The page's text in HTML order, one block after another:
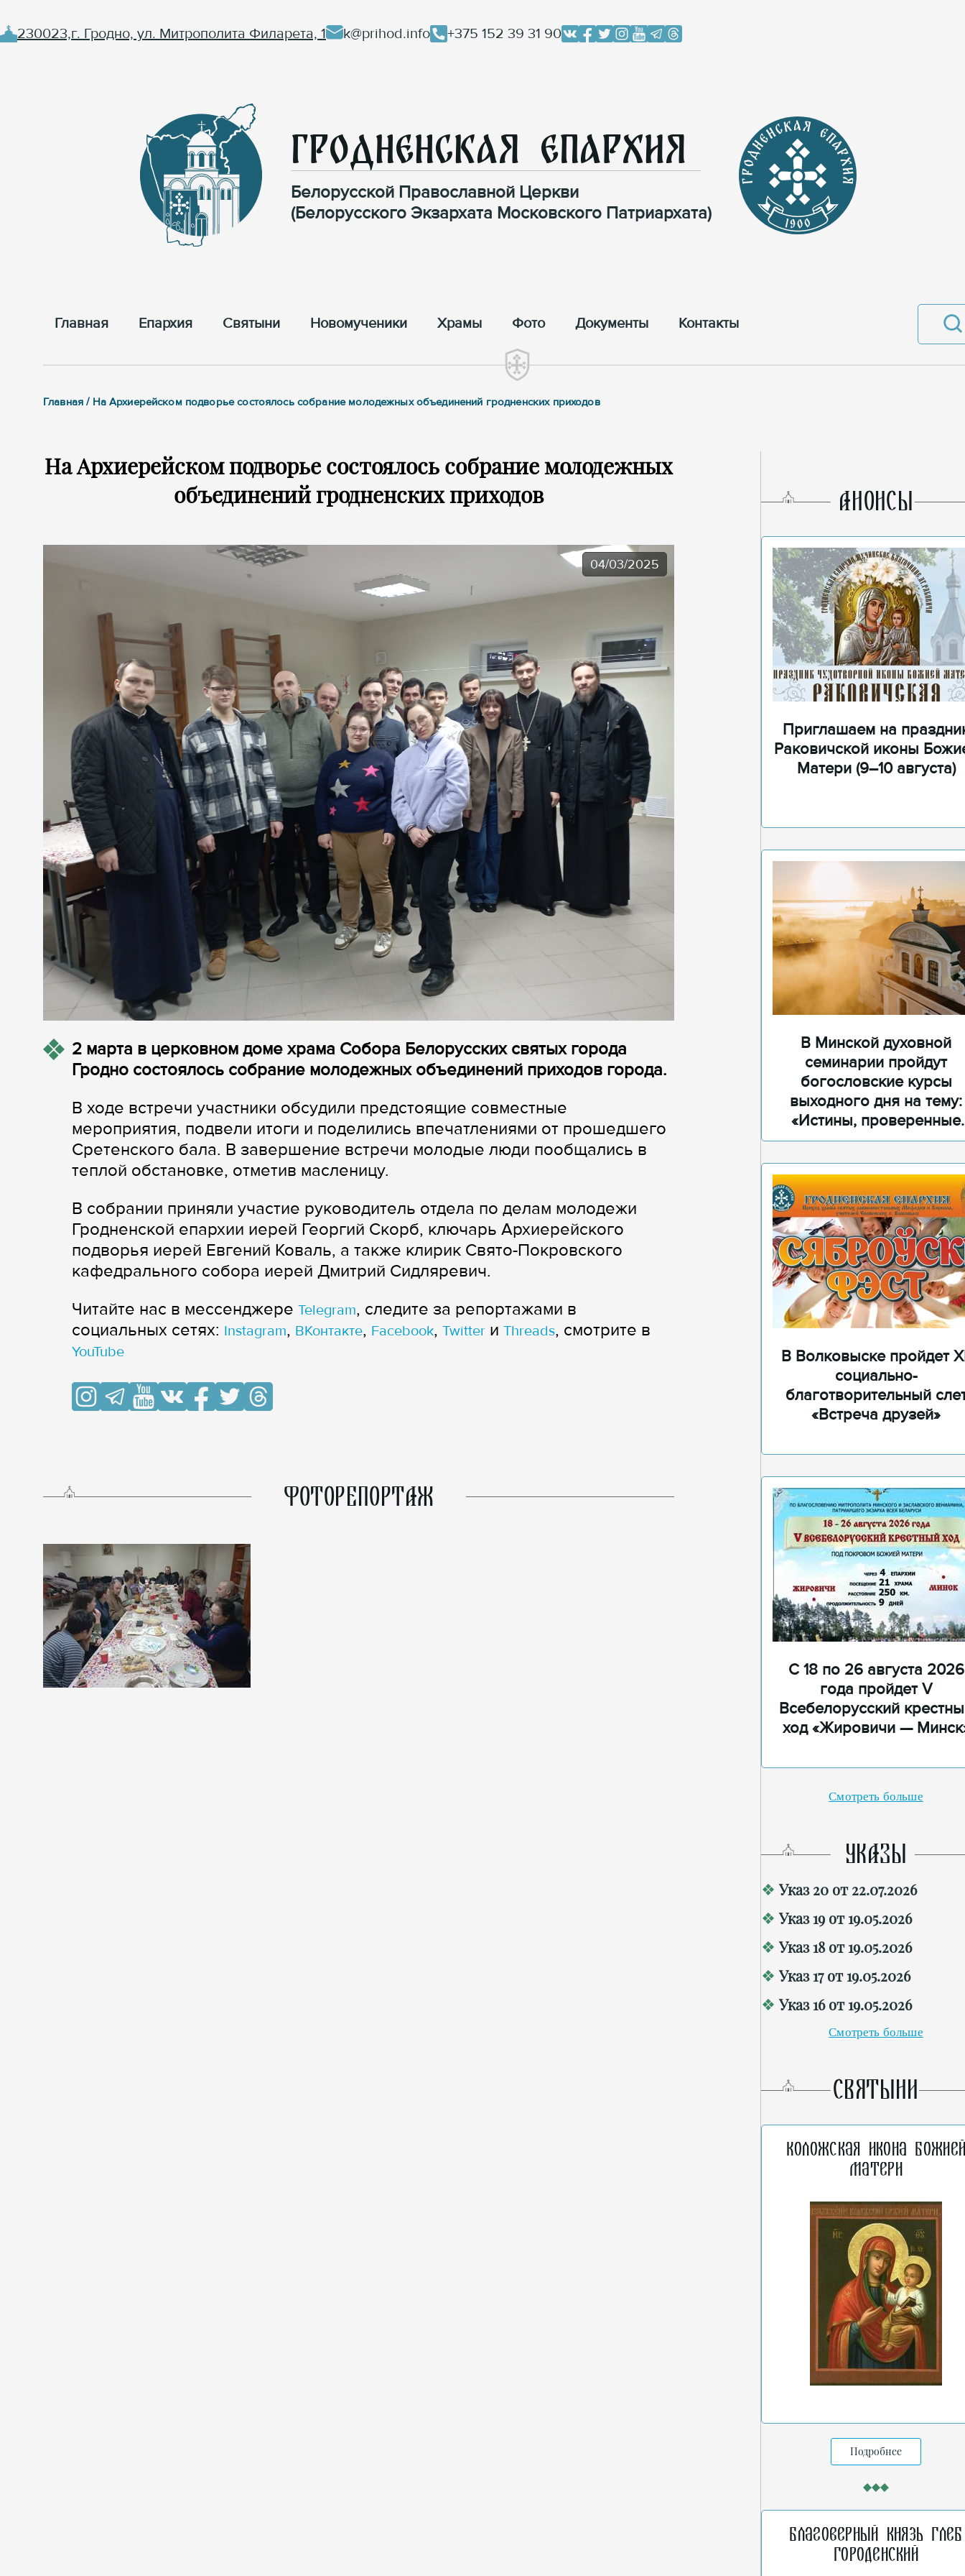
230023,г. Гродно, ул. Митрополита Филарета, 1 k@prihod.info +375 152 39 31 90
Гродненская Епархия
Белорусской Православной Церкви
(Белорусского Экзархата Московского Патриархата)
Главная Епархия Cвятыни Новомученики Храмы Фото Документы Контакты
Главная / На Архиерейском подворье состоялось собрание молодежных объединений гродненских приходов
На Архиерейском подворье состоялось собрание молодежных
объединений гродненских приходов
04/03/2025
2 марта в церковном доме храма Собора Белорусских святых города
Гродно состоялось собрание молодежных объединений приходов города.
В ходе встречи участники обсудили предстоящие совместные
мероприятия, подвели итоги и поделились впечатлениями от прошедшего
Сретенского бала. В завершение встречи молодые люди пообщались в
теплой обстановке, отметив масленицу.
В собрании приняли участие руководитель отдела по делам молодежи
Гродненской епархии иерей Георгий Скорб, ключарь Архиерейского
подворья иерей Евгений Коваль, а также клирик Свято-Покровского
кафедрального собора иерей Дмитрий Сидляревич.
Читайте нас в мессенджере Telegram, следите за репортажами в
cоциальных сетях: Instagram, ВКонтакте, Facebook, Twitter и Threads, смотрите в
YouTube
ФОТОРЕПОРТАЖ
AНОНСЫ
Приглашаем на
Раковичской иконы
Матери (9–10 августа)
В Минской духовной
семинарии пройдут
богословские курсы
выходного дня на тему:
«Истины, проверенные
временем»
В Волковыске пройдет
социально-
благотворительный
«Встреча друзей»
С 18 по 26 августа 2026
года пройдет V
Всебелорусский
ход «Жировичи —
Смотреть больше
УКАЗЫ
Указ 20 от 22.07.2026
Указ 19 от 19.05.2026
Указ 18 от 19.05.2026
Указ 17 от 19.05.2026
Указ 16 от 19.05.2026
Смотреть больше
СВЯТЫНИ
Коложская икона
Матери
Подробнее
Благоверный князь Глеб
Городенский